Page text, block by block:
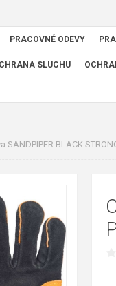
PRACOVNÉ ODEVY
SLUCHU
SANDPIPER BLACK